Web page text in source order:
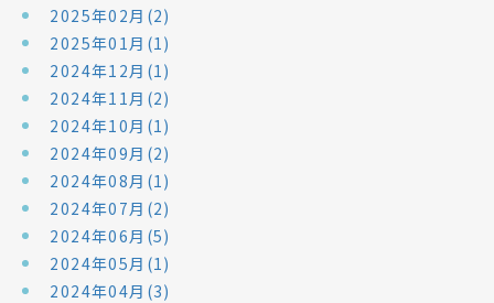
2025年02月(2)
2025年01月(1)
2024年12月(1)
2024年11月(2)
2024年10月(1)
2024年09月(2)
2024年08月(1)
2024年07月(2)
2024年06月(5)
2024年05月(1)
2024年04月(3)